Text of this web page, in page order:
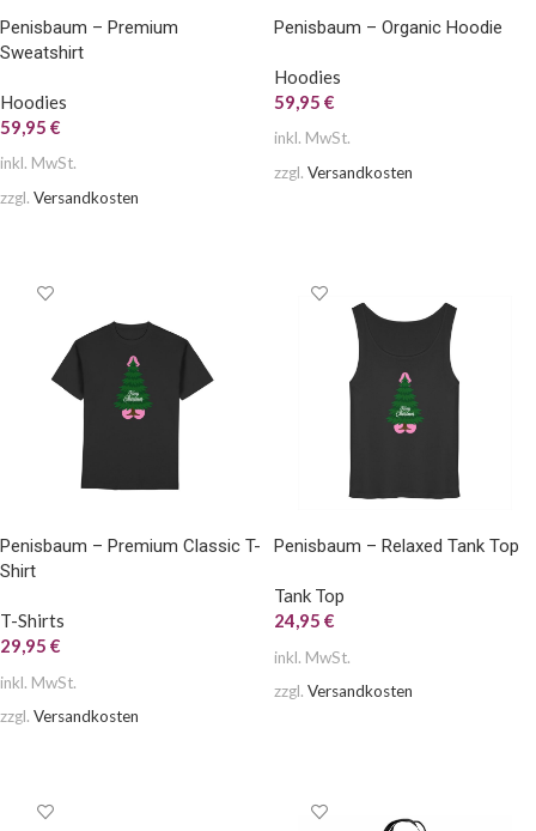
Penisbaum – Premium
Sweatshirt
Hoodies
59,95 €
inkl. MwSt.
zzgl. Versandkosten
Penisbaum – Organic Hoodie
Hoodies
59,95 €
inkl. MwSt.
zzgl. Versandkosten
Penisbaum – Premium Classic T-
Shirt
T-Shirts
29,95 €
inkl. MwSt.
zzgl. Versandkosten
Penisbaum – Relaxed Tank Top
Tank Top
24,95 €
inkl. MwSt.
zzgl. Versandkosten